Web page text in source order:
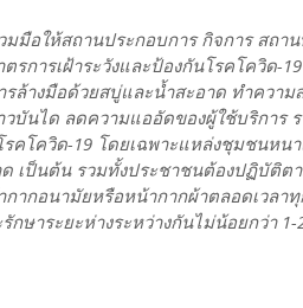
มมือให้สถานประกอบการ กิจการ สถ
รการเฝ้าระวังและป้องกันโรคโควิด
รล้างมือด้วยสบู่และน้ำสะอาด ทำคว
บันได ลดความแออัดของผู้ใช้บริการ
คโควิด-19 โดยเฉพาะแหล่งชุมชนหน
เป็นต้น รวมทั้งประชาชนต้องปฏิบัติต
กากอนามัยหรือหน้ากากผ้าตลอดเวลา
กษาระยะห่างระหว่างกันไม่น้อยกว่า 1-